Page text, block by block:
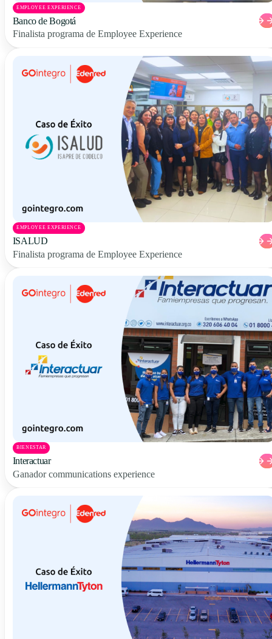
EMPLOYEE EXPERIENCE
Banco de Bogotá
Finalista programa de Employee Experience
EMPLOYEE EXPERIENCE
ISALUD
Finalista programa de Employee Experience
BIENESTAR
Interactuar
Ganador communications experience